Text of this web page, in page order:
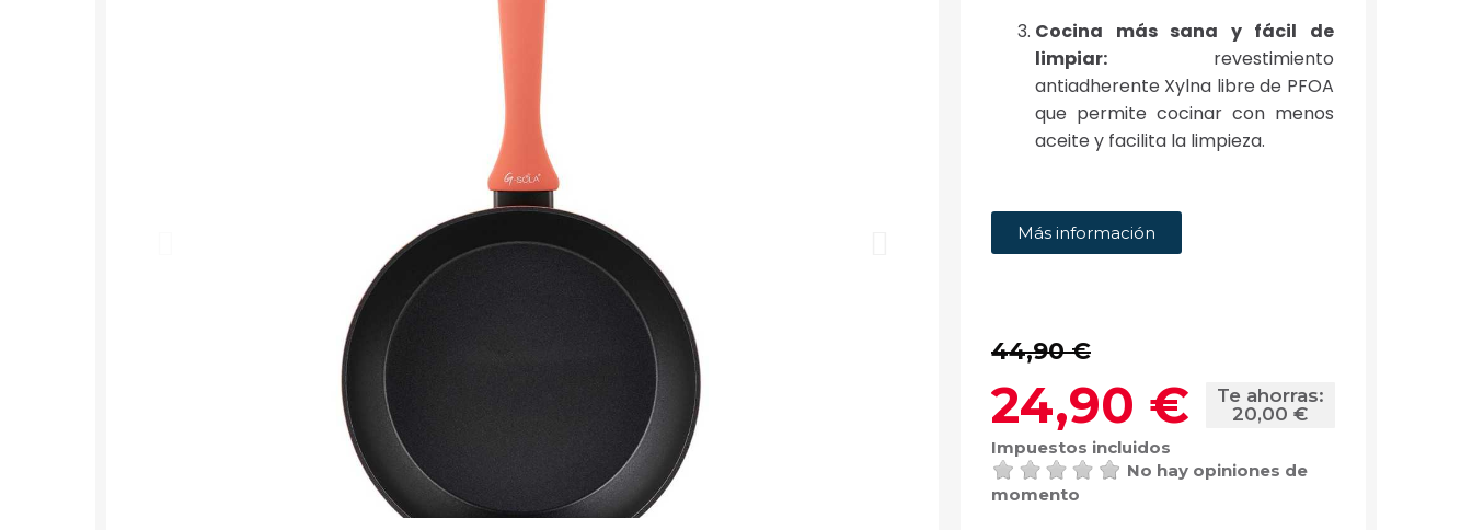
Cocina más sana y fácil de
limpiar:revestimiento
antiadherente Xylna libre de PFOA
que permite cocinar con menos
aceite y facilita la limpieza.
Más información
44,90 €
24,90 €
Te ahorras:
20,00 €
Impuestos incluidos
No hay opiniones de
momento